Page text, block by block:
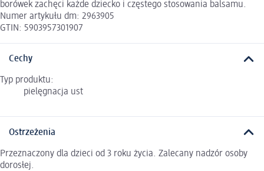
borówek zachęci każde dziecko i częstego stosowania balsamu.
Numer artykułu dm: 2963905
GTIN: 5903957301907
Cechy
Typ produktu:
pielęgnacja ust
Ostrzeżenia
Przeznaczony dla dzieci od 3 roku życia. Zalecany nadzór osoby
dorosłej.